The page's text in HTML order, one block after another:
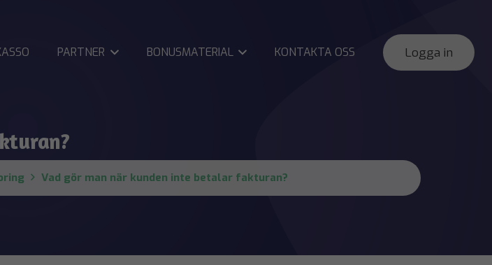
PARTNER BONUSMATERIAL KONTAKTA OSS Logga in
Vad gör man när kunden inte betalar fakturan?